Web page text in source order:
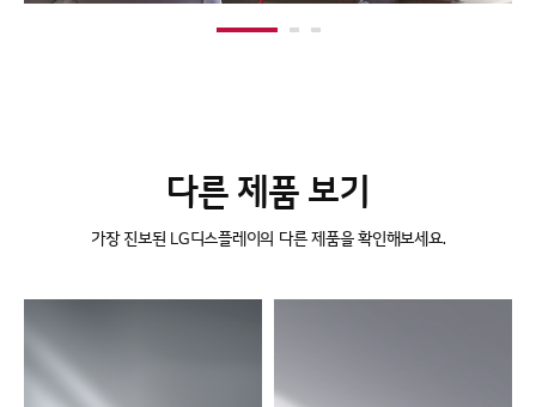
다른 제품 보기
가장 진보된 LG디스플레이의 다른 제품을 확인해보세요.